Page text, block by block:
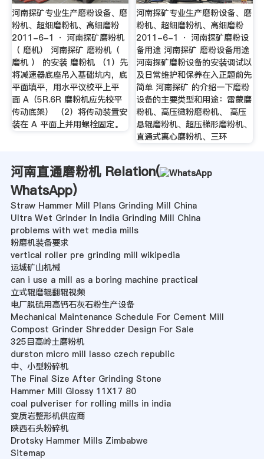
河南探矿专业生产磨粉设备、磨
粉机、超细磨粉机、高细磨粉
2011-6-1 · 河南探矿磨粉机
（ 磨机） 河南探矿 磨粉机（
磨机 ） 的安装 磨粉机 （1）先
将减速器底座吊入基础坑内，底
平面填平，用水平议校平上平
面 A（5R.6R 磨粉机应先校平
传动底架） （2）将传动装置安
装在 A 平面上并用螺栓固定。
河南探矿专业生产磨粉设备、磨
粉机、超细磨粉机、高细磨粉
2011-6-1 · 河南探矿磨粉设
备用途 河南探矿 磨粉设备用途
河南探矿磨粉设备的安装调试以
及日常维护和保养在入正题前先
简单 河南探矿 的介绍一下磨粉
设备的主要类型和用途：雷蒙磨
粉机、高压微粉磨粉机、 高压
悬辊磨粉机、超压梯形磨粉机、
直通式离心磨粉机、三环
河南直通磨粉机 Relation(
WhatsApp)
Straw Hammer Mill Plans Grinding Mill China
Ultra Wet Grinder In India Grinding Mill China
problems with wet media mills
粉磨机装备要求
vertical roller pre grinding mill wikipedia
运城矿山机械
can i use a mill as a boring machine practical
立式辊磨辊翻辊视频
电厂脱硫用高钙石灰石粉生产设备
Mechanical Maintenance Schedule For Cement Mill
Compost Grinder Shredder Design For Sale
325目高岭土磨粉机
durston micro mill lasso czech republic
中、小型粉碎机
The Final Size After Grinding Stone
Hammer Mill Glossy 11X17 80
coal pulveriser for rolling mills in india
变质岩整形机供应商
陕西石头粉碎机
Drotsky Hammer Mills Zimbabwe
Sitemap